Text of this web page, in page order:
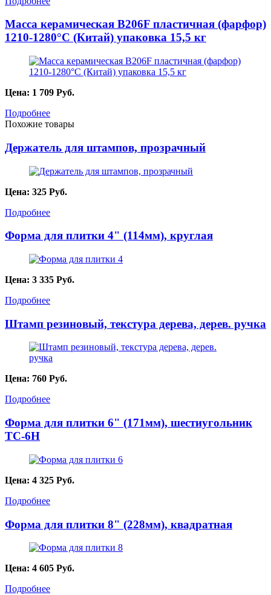
Масса керамическая B206F пластичная (фарфор)
1210-1280°С (Китай) упаковка 15,5 кг
Цена: 1 709 Руб.
Подробнее
Похожие товары
Держатель для штампов, прозрачный
Цена: 325 Руб.
Подробнее
Форма для плитки 4" (114мм), круглая
Цена: 3 335 Руб.
Подробнее
Штамп резиновый, текстура дерева, дерев. ручка
Цена: 760 Руб.
Подробнее
Форма для плитки 6" (171мм), шестиугольник
TC-6H
Цена: 4 325 Руб.
Подробнее
Форма для плитки 8" (228мм), квадратная
Цена: 4 605 Руб.
Подробнее